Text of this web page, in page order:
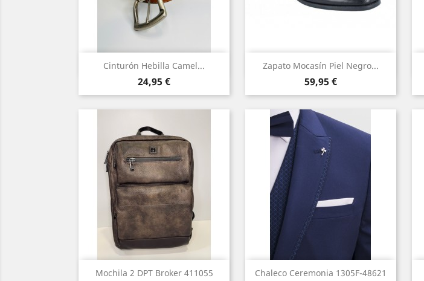
Cinturón Hebilla Camel...
Precio
24,95 €
Vista rápida Zapato Mocasín Piel Negro...
Precio
59,95 €
Vista rápida
Negro
Mochila 2 DPT Broker 411055
Vista rápida Chaleco Ceremonia 1305F-48621
Vista rápida